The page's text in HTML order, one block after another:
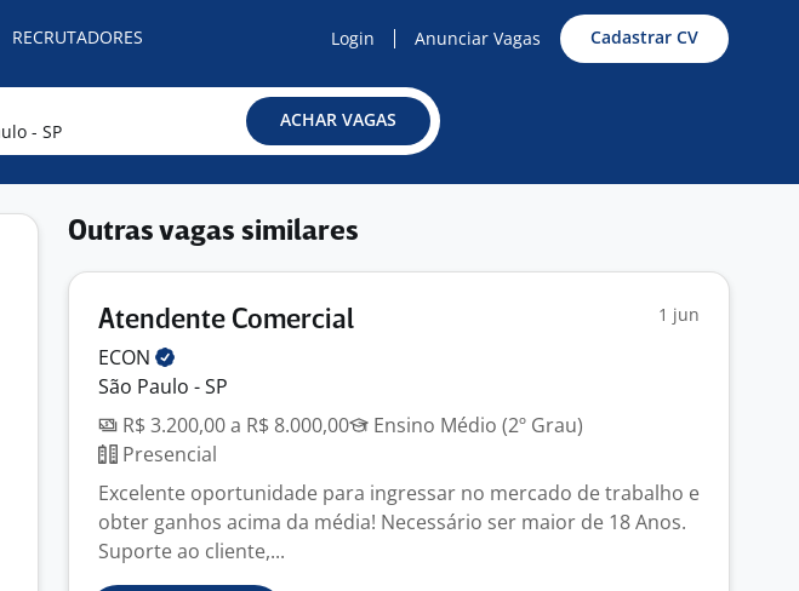
RECRUTADORES Login Anunciar Vagas Cadastrar CV
ACHAR VAGAS
Outras vagas similares
Atendente Comercial 1 jun
ECON
São Paulo - SP
R$ 3.200,00 a R$ 8.000,00
Ensino Médio (2º Grau)
Presencial
Excelente oportunidade para ingressar no mercado de trabalho e
obter ganhos acima da média! Necessário ser maior de 18 Anos.
Suporte ao cliente,...